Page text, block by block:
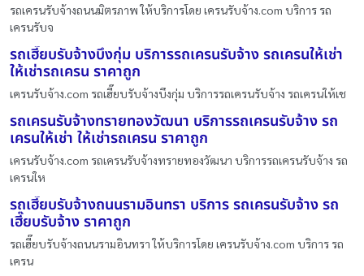
รถเครนรับจ้างถนนมิตรภาพ ให้บริการโดย เครนรับจ้าง.com บริการ รถ
เครนรับจ
รถเฮี๊ยบรับจ้างบึงกุ่ม บริการรถเครนรับจ้าง รถเครนให้เช่า
ให้เช่ารถเครน ราคาถูก
เครนรับจ้าง.com รถเฮี๊ยบรับจ้างบึงกุ่ม บริการรถเครนรับจ้าง รถเครนให้เช
รถเครนรับจ้างทรายทองวัฒนา บริการรถเครนรับจ้าง รถ
เครนให้เช่า ให้เช่ารถเครน ราคาถูก
เครนรับจ้าง.com รถเครนรับจ้างทรายทองวัฒนา บริการรถเครนรับจ้าง รถ
เครนให
รถเฮี๊ยบรับจ้างถนนรามอินทรา บริการ รถเครนรับจ้าง รถ
เฮี๊ยบรับจ้าง ราคาถูก
รถเฮี๊ยบรับจ้างถนนรามอินทรา ให้บริการโดย เครนรับจ้าง.com บริการ รถ
เครน